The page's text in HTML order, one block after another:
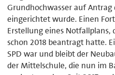
Grundhochwasser auf Antrag
eingerichtet wurde. Einen
Erstellung eines Notfallplans,
schon 2018 beantragt hatte.
SPD war und bleibt der
der Mittelschule, die nun im